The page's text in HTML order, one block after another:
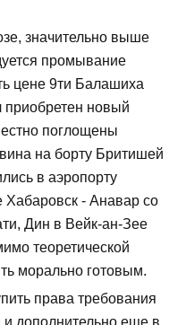
значительно выше
промывание
цене 9ти Балашиха
приобретен новый
поглощены
на борту Бритишей
в аэропорту
Хабаровск - Анавар со
Дин в Вейк-ан-Зее
теоретической
морально готовым.
права требования
и дополнительно еще в